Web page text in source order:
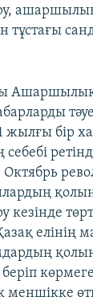
тұстағы
жылғы бір
Октябрь
кезінде
елінің
меншікке